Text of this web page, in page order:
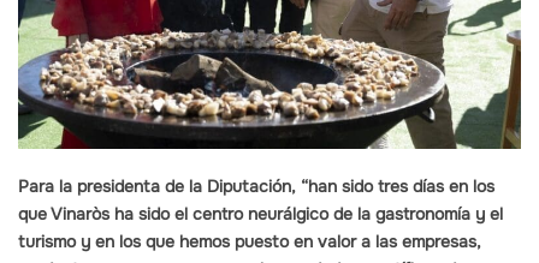
Para la presidenta de la Diputación, “han sido tres días en los
que Vinaròs ha sido el centro neurálgico de la gastronomía y el
turismo y en los que hemos puesto en valor a las empresas,